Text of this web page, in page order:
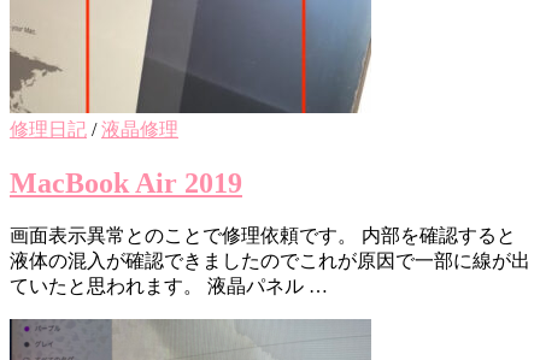
修理日記 /液晶修理
MacBook Air 2019
画面表示異常とのことで修理依頼です。 内部を確認すると
液体の混入が確認できましたのでこれが原因で一部に線が出
ていたと思われます。 液晶パネル …